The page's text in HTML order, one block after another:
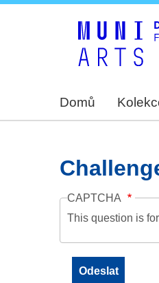
Domů
CAPTCHA
This question is